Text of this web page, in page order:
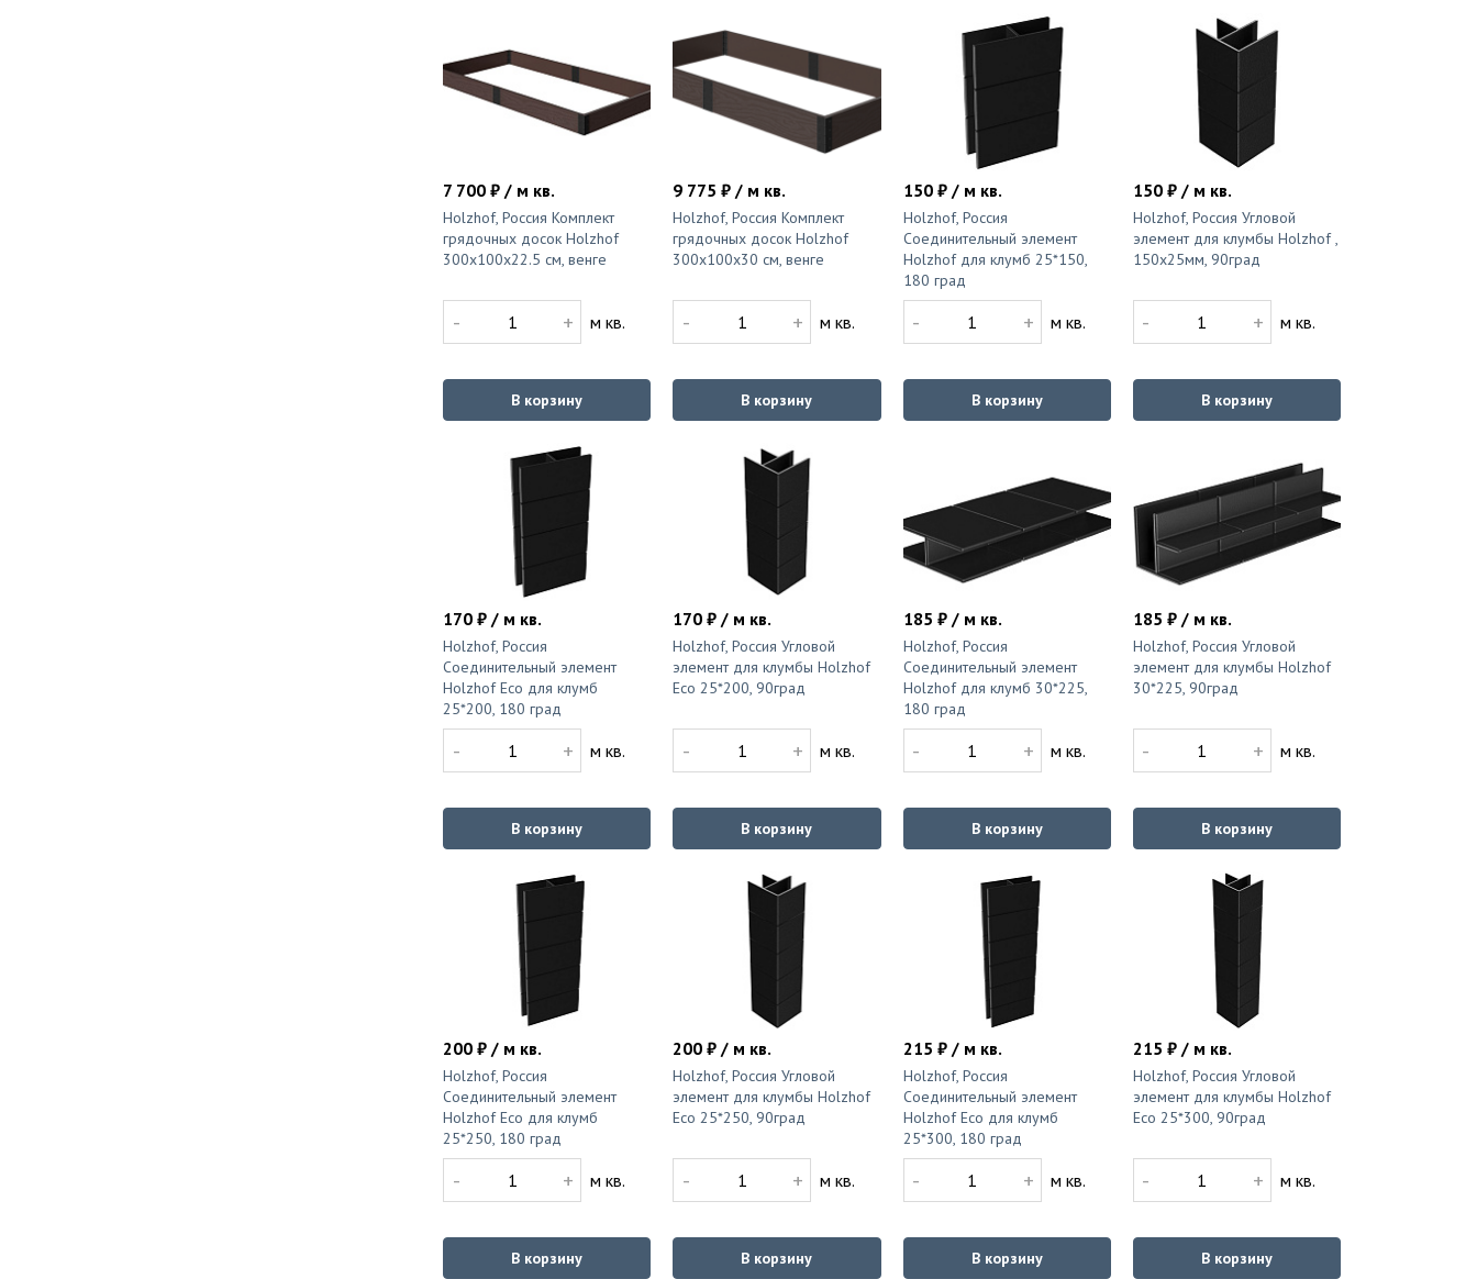
7 700 ₽ / м кв.
Holzhof, Россия Комплект
грядочных досок Holzhof
300x100x22.5 см, венге
- + м кв.
В корзину
9 775 ₽ / м кв.
Holzhof, Россия Комплект
грядочных досок Holzhof
300x100x30 см, венге
- + м кв.
В корзину
150 ₽ / м кв.
Holzhof, Россия
Соединительный элемент
Holzhof для клумб 25*150,
180 град
- + м кв.
В корзину
150 ₽ / м кв.
Holzhof, Россия Угловой
элемент для клумбы Holzhof ,
150х25мм, 90град
- + м кв.
В корзину
170 ₽ / м кв.
Holzhof, Россия
Соединительный элемент
Holzhof Eco для клумб
25*200, 180 град
- + м кв.
В корзину
170 ₽ / м кв.
Holzhof, Россия Угловой
элемент для клумбы Holzhof
Eco 25*200, 90град
- + м кв.
В корзину
185 ₽ / м кв.
Holzhof, Россия
Соединительный элемент
Holzhof для клумб 30*225,
180 град
- + м кв.
В корзину
185 ₽ / м кв.
Holzhof, Россия Угловой
элемент для клумбы Holzhof
30*225, 90град
- + м кв.
В корзину
200 ₽ / м кв.
Holzhof, Россия
Соединительный элемент
Holzhof Eco для клумб
25*250, 180 град
- + м кв.
В корзину
200 ₽ / м кв.
Holzhof, Россия Угловой
элемент для клумбы Holzhof
Eco 25*250, 90град
- + м кв.
В корзину
215 ₽ / м кв.
Holzhof, Россия
Соединительный элемент
Holzhof Eco для клумб
25*300, 180 град
- + м кв.
В корзину
215 ₽ / м кв.
Holzhof, Россия Угловой
элемент для клумбы Holzhof
Eco 25*300, 90град
- + м кв.
В корзину